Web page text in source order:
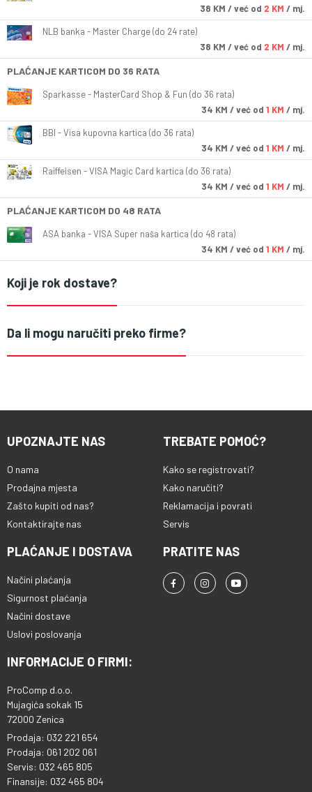
38 KM / već od 2 KM / mj.
NLB banka - Master Charge (do 24 rate)
38 KM / već od 2 KM / mj.
PLAĆANJE KARTICOM DO 36 RATA
Sparkasse - MasterCard Shop & Fun (do 36 rata)
34 KM / već od 1 KM / mj.
BBI - Visa kupovna kartica (do 36 rata)
34 KM / već od 1 KM / mj.
Raiffeisen - VISA Magic Card kartica (do 36 rata)
34 KM / već od 1 KM / mj.
PLAĆANJE KARTICOM DO 48 RATA
ASA banka - VISA Super naša kartica (do 48 rata)
34 KM / već od 1 KM / mj.
Koji je rok dostave?
Da li mogu naručiti preko firme?
UPOZNAJTE NAS
O nama
Prodajna mjesta
Zašto kupiti od nas?
Kontaktirajte nas
TREBATE POMOĆ?
Kako se registrovati?
Kako naručiti?
Reklamacija i povrati
Servis
PLAĆANJE I DOSTAVA
Načini plaćanja
Sigurnost plaćanja
Načini dostave
Uslovi poslovanja
PRATITE NAS
INFORMACIJE O FIRMI:
ProComp d.o.o.
Mujagića sokak 15
72000 Zenica
Prodaja: 032 221 654
Prodaja: 061 202 061
Servis: 032 465 805
Finansije: 032 465 804